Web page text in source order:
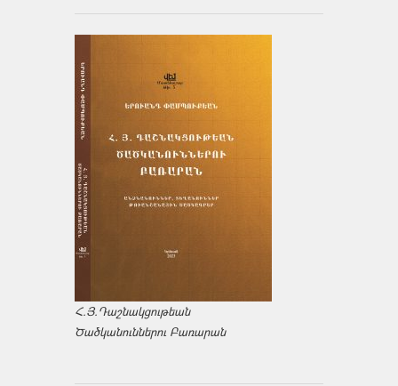
Հ.Յ.Դաշնակցութեան
Ծածկանուններու Բառարան